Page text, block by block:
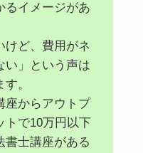
るイメージがあ
けど、費用がネ
い」という声は
。
座からアウトプ
トで10万円以下
書士講座がある